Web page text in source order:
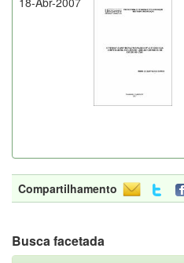
Compartilhamento
Busca facetada